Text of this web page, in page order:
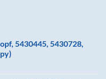
5430445, 5430728,